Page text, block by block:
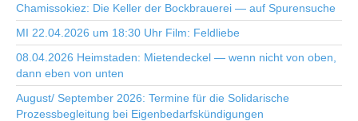
Chamissokiez: Die Keller der Bockbrauerei — auf Spurensuche
MI 22.04.2026 um 18:30 Uhr Film: Feldliebe
08.04.2026 Heimstaden: Mietendeckel — wenn nicht von oben,
dann eben von unten
August/ September 2026: Termine für die Solidarische
Prozessbegleitung bei Eigenbedarfskündigungen